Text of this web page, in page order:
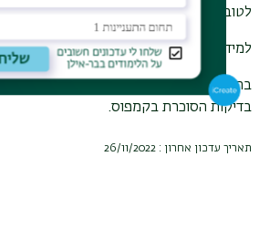
לטובה!"
למידע נוסף על הספירה, בקרו בדף
בתמונה למעלה: זהר ינון, מנכ"ל
בדיקות הסוכרת בקמפוס.
תאריך עדכון אחרון : 26/11/2022